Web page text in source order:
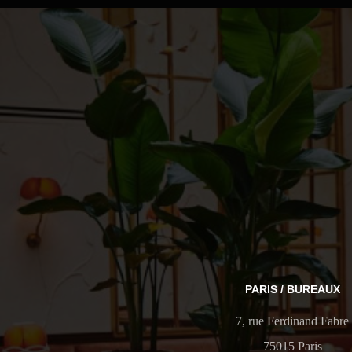
PARIS / BUREAUX
7, rue Ferdinand Fabre
75015 Paris